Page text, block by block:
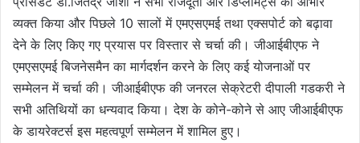
व्यक्त किया और पिछले 10 सालों में एमएसएमई तथा एक्सपोर्ट को बढ़ावा
देने के लिए किए गए प्रयास पर विस्तार से चर्चा की। जीआईबीएफ ने
एमएसएमई बिजनेसमैन का मार्गदर्शन करने के लिए कई योजनाओं पर
सम्मेलन में चर्चा की। जीआईबीएफ की जनरल सेक्रेटरी दीपाली गडकरी ने
सभी अतिथियों का धन्यवाद किया। देश के कोने-कोने से आए जीआईबीएफ
के डायरेक्टर्स इस महत्वपूर्ण सम्मेलन में शामिल हुए।